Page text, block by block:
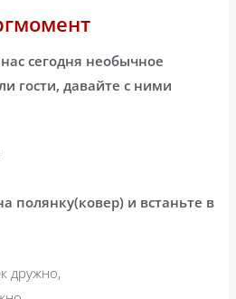
сегодня необычное
гости, давайте с ними
полянку(ковер) и встаньте в
дружно,